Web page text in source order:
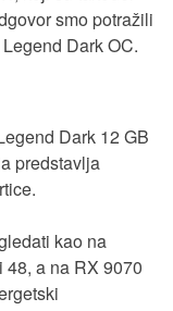
smo potražili
Dark OC.
Dark 12 GB
predstavlja
kao na
a na RX 9070